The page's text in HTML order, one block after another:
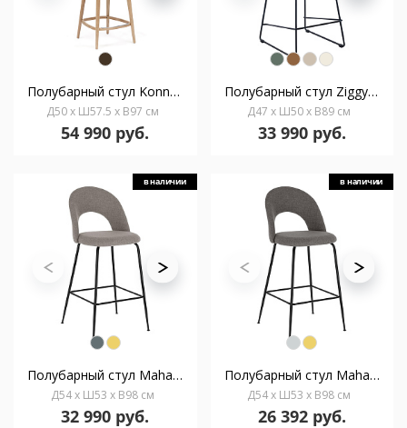
Полубарный стул Konna бежевого цвета с ножками из массива ясеня в светлой отделке, 65 см
Д50 x Ш57.5 x В97 см
54 990 руб.
Полубарный стул Ziggy коричневый
Д47 x Ш50 x В89 см
33 990 руб.
в наличии
Полубарный стул Mahalia светло-серый
Д54 x Ш53 x В98 см
32 990 руб.
в наличии
Полубарный стул Mahalia темно-серый
Д54 x Ш53 x В98 см
26 392 руб.